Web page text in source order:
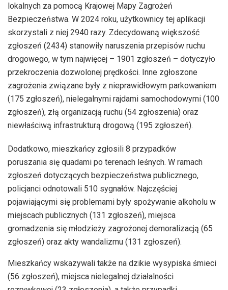
lokalnych za pomocą Krajowej Mapy Zagrożeń
Bezpieczeństwa. W 2024 roku, użytkownicy tej aplikacji
skorzystali z niej 2940 razy. Zdecydowaną większość
zgłoszeń (2434) stanowiły naruszenia przepisów ruchu
drogowego, w tym najwięcej – 1901 zgłoszeń – dotyczyło
przekroczenia dozwolonej prędkości. Inne zgłoszone
zagrożenia związane były z nieprawidłowym parkowaniem
(175 zgłoszeń), nielegalnymi rajdami samochodowymi (100
zgłoszeń), złą organizacją ruchu (54 zgłoszenia) oraz
niewłaściwą infrastrukturą drogową (195 zgłoszeń).
Dodatkowo, mieszkańcy zgłosili 8 przypadków
poruszania się quadami po terenach leśnych. W ramach
zgłoszeń dotyczących bezpieczeństwa publicznego,
policjanci odnotowali 510 sygnałów. Najczęściej
pojawiającymi się problemami były spożywanie alkoholu w
miejscach publicznych (131 zgłoszeń), miejsca
gromadzenia się młodzieży zagrożonej demoralizacją (65
zgłoszeń) oraz akty wandalizmu (131 zgłoszeń).
Mieszkańcy wskazywali także na dzikie wysypiska śmieci
(56 zgłoszeń), miejsca nielegalnej działalności